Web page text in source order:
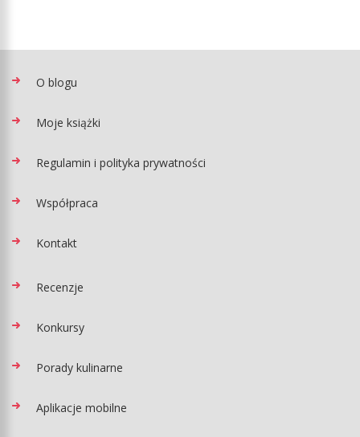
O blogu
Moje książki
Regulamin i polityka prywatności
Współpraca
Kontakt
Recenzje
Konkursy
Porady kulinarne
Aplikacje mobilne